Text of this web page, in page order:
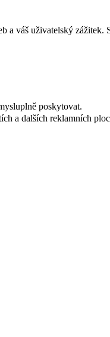
váš uživatelský zážitek.
poskytovat.
a dalších reklamních